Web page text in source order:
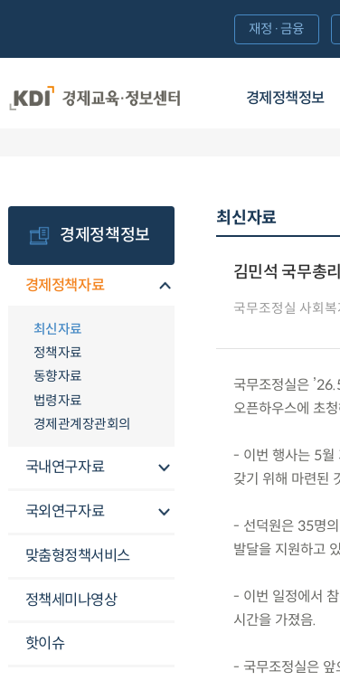
경제정책정보
재정·금융
경제정책정보
경제정책자료
최신자료
정책자료
동향자료
법령자료
경제관계장관회의
국내연구자료
국외연구자료
맞춤형정책서비스
정책세미나영상
핫이슈
최신자료
김민석 국무총
국무조정실 사회
국무조정실은
오픈하우스에 초
- 이번 행사는 5월
갖기 위해 마련된
- 선덕원은 35명
발달을 지원하고
- 이번 일정에서
시간을 가졌음.
- 국무조정실은 앞